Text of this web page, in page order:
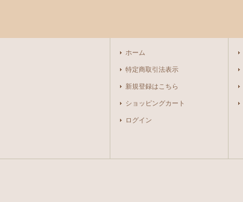
ホーム
特定商取引法表示
新規登録はこちら
ショッピングカート
ログイン